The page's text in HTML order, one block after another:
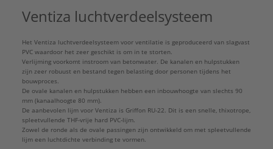
Inwendige oppervlaktebescherming:
Kleur buitenzijde: Blauw
Kwaliteitsklasse kanaal: Polyvinylchloride (PVC)
Luchtdichtheidsklasse volgens EN 1751: D
Materiaal isolatie:
Overig
Materiaal kanaal: Kunststof
Met overschuifklem:
Nee
Met overschuifprofiel: Nee
Model:
Ongeïsoleerd kanaal
Ventiza luchtverdeelsysteem
Het Ventiza luchtverdeelsysteem voor ventilatie is geprodu­ceerd van slagvast
PVC waardoor het zeer geschikt is om in te storten.
Verlijming voorkomt instroom van betonwater. De kanalen en hulpstukken
zijn zeer robuust en bestand tegen belasting door personen tijdens het
bouwproces.
De ovale kanalen en hulpstukken hebben een inbouwhoogte van slechts 90
mm (kanaalhoogte 80 mm).
De aanbevolen lijm voor Ventiza is Griffon RU-22. Dit is een snelle, thixotrope,
spleetvullende THF-vrije hard PVC-lijm.
Zowel de ronde als de ovale passingen zijn ontwikkeld om met spleetvullende
lijm een luchtdichte verbinding te vormen.